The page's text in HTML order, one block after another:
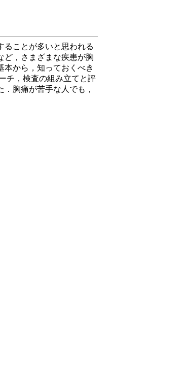
ることが多いと思われる
ど，さまざまな疾患が胸
から，知っておくべき
チ，検査の組み立てと評
胸痛が苦手な人でも，